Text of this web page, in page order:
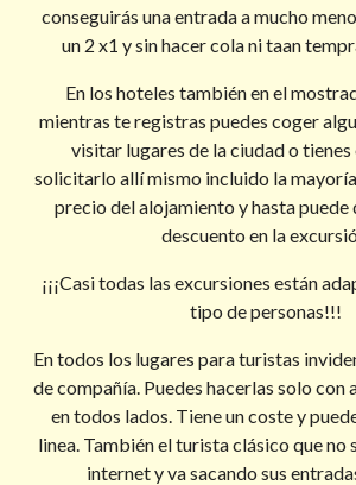
conseguirás una entrada a mucho
un 2 x1 y sin hacer cola ni taan
En los hoteles también en el
mientras te registras puedes coger
visitar lugares de la ciudad o
solicitarlo allí mismo incluido la mayoría
precio del alojamiento y hasta puede
descuento en la
¡¡¡Casi todas las excursiones están
tipo de personas!!!
En todos los lugares para turistas
de compañía. Puedes hacerlas solo con
en todos lados. Tiene un coste y
linea. También el turista clásico que no
internet y va sacando sus